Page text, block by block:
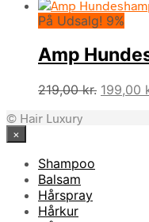
På Udsalg! 9%
Amp
219,00kr. Den
199,00
© Hair Luxury
×
Shampoo
Balsam
Hårspray
Hårkur